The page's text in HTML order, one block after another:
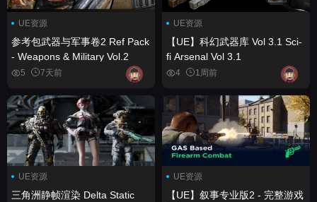
UE资源
参考包武器与军事卷2 Ref Pack
- Weapons & Military Vol.2
5 7天前
UE资源
【UE】科幻武器库 Vol 3.1 Sci-
fi Arsenal Vol 3.1
4 1周前
UE资源
三角洲静帧渲染 Delta Static
UE资源
【UE】叙事专业版2 - 完整游戏